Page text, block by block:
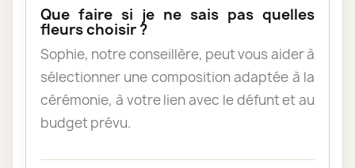
Que faire si je ne sais pas quelles
fleurs choisir ?
Sophie, notre conseillère, peut vous aider à
sélectionner une composition adaptée à la
cérémonie, à votre lien avec le défunt et au
budget prévu.